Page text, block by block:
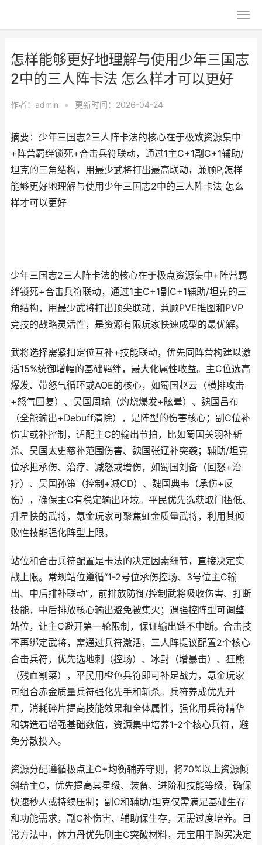
怎样能够更好地理解与使用少年三国志
2中的三人阵卡法 怎么样才可以更好
作者： admin • 更新时间：2026-04-24
摘要：少年三国志2三人阵卡法的核心在于极致资源集中
+阵营羁绊锁死+合击兵符联动，通过1主C+1副C+1辅助/
坦克的三角结构，用最少武将打出最高联动，兼顾P,怎样
能够更好地理解与使用少年三国志2中的三人阵卡法 怎么
样才可以更好
少年三国志2三人阵卡法的核心在于极点资源集中+阵营羁
绊锁死+合击兵符联动，通过1主C+1副C+1辅助/坦克的三
角结构，用最少武将打出顶尖联动，兼顾PVE推图和PVP
竞技的战略灵活性，是资源有限玩家快速成型的最优解。
武将选择需紧扣定位互补+技能联动，优先同阵营构建以激
活15%统御增幅的基础羁绊，最大化属性收益。主C位选高
爆发、带怒气循环或AOE的核心，如蜀国赵云（横排攻击
+怒气回复）、吴国周瑜（灼烧爆发+眩晕）、魏国吕布
（全能输出+Debuff清除），是阵型的伤害核心；副C位补
伤害或补控制，适配主C的输出节拍，比如蜀国关羽补斩
杀、吴国太史慈补范围伤害、魏国张辽补突袭；辅助/坦克
位承担承伤、治疗、减怒或增伤，如蜀国刘备（回怒+治
疗）、吴国孙策（控制+减CD）、魏国典韦（承伤+反
伤），确保主C有稳定输出环境。平民优先选获取门槛低、
升星快的武将，氪金玩家可聚焦虹金质量武将，利用其倾
败性技能强化阵型上限。
站位和合击兵符配置是卡法的决定因素细节，直接决定实
战上限。常规站位遵循“1-2号位承伤控场、3号位主C输
出、中后排补联动”，前排放防御/控制武将吸收伤害、打断
技能，中后排放核心输出避免被集火；遇强控阵型可调整
站位，让主C避开第一轮限制，保证输出链不中断。合击技
不再绑定武将，需通过兵符激活，三人阵提议配置2个核心
合击兵符，优先选地刺（控场）、冰封（增暴击）、狂熊
（残血割菜），平民用橙色兵符即可补足战力，氪金玩家
可组合赤金质量兵符强化先手和斩杀。兵符养成优先升
星，消耗碎片提高技能效果和全体属性，强化用兵符精华
和铸造石增强基础数值，资源集中培养1-2个核心兵符，避
免分散投入。
资源分配遵循极点主C+均衡辅养守则，将70%以上资源倾
斜给主C，优先提高其星级、装备、进阶和技能等级，确保
快速秒人或持续压制；副C和辅助/坦克仅需满足基础生存
和功能需求，副C补伤害、辅助保生存，无需过度培养。日
常方法中，体力丹优先刷主C突破材料，元宝用于购买决定